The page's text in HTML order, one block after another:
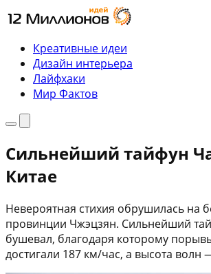
Перейти
к
содержимому
Креативные идеи
Дизайн интерьера
Лайфхаки
Мир Фактов
МенюПоиск
Сильнейший тайфун
Китае
Невероятная стихия обрушилась на
провинции Чжэцзян. Сильнейший
бушевал, благодаря которому
достигали 187 км/час, а высота волн